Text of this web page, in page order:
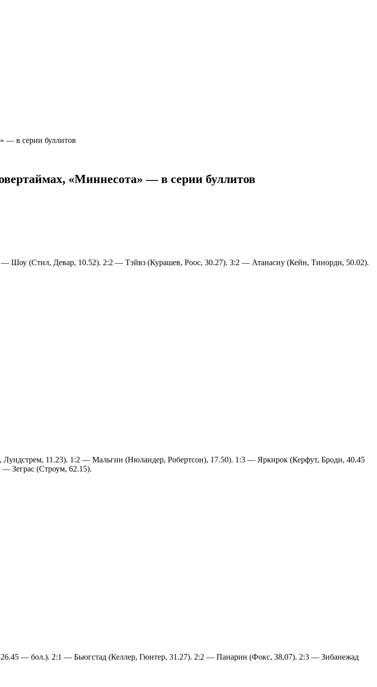
— в серии буллитов
«Миннесота» — в серии буллитов
(Стил, Девар, 10.52). 2:2 — Тэйвз (Курашев, Роос, 30.27). 3:2 — Атанасиу (Кейн, Тинорди, 50.02).
11.23). 1:2 — Мальгин (Нюландер, Робертсон), 17.50). 1:3 — Яркнрок (Керфут, Броди, 40.45
Зеграс (Строум, 62.15).
— бол.). 2:1 — Бьюгстад (Келлер, Гюнтер, 31.27). 2:2 — Панарин (Фокс, 38,07). 2:3 — Зибанежад